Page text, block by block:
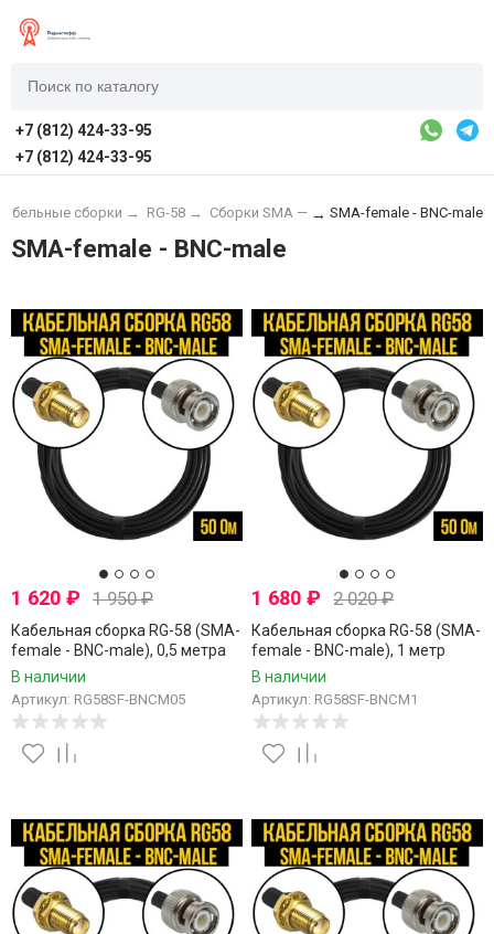
+7 (812) 424-33-95
+7 (812) 424-33-95
сборки → RG-58 → Сборки SMA — → SMA-female - BNC-male
SMA-female - BNC-male
1 620 ₽ 1 950₽
Кабельная сборка RG-58 (SMA-
female - BNC-male), 0,5 метра
В наличии
Артикул: RG58SF-BNCM05
1 680₽ 2 020₽
Кабельная сборка RG-58 (SMA-
female - BNC-male), 1 метр
В наличии
Артикул: RG58SF-BNCM1